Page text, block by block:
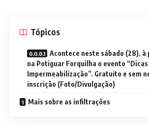
Tópicos
Acontece neste sábado (28),
na Potiguar Forquilha o evento
Impermeabilização”. Gratuito e sem
inscrição (Foto/Divulgação)
Mais sobre as infiltrações